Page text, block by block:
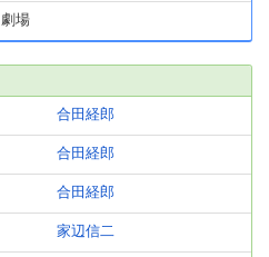
劇場
合田経郎
合田経郎
合田経郎
家辺信二